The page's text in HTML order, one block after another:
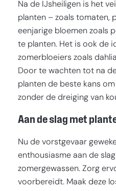
Na de IJsheiligen is het
planten – zoals tomaten,
eenjarige bloemen zoals
te planten. Het is ook de
zomerbloeiers zoals
Door te wachten tot na
planten de beste kans
zonder de dreiging van
Aan de slag met
Nu de vorstgevaar
enthousiasme aan de
zomergewassen. Zorg
voorbereidt. Maak deze